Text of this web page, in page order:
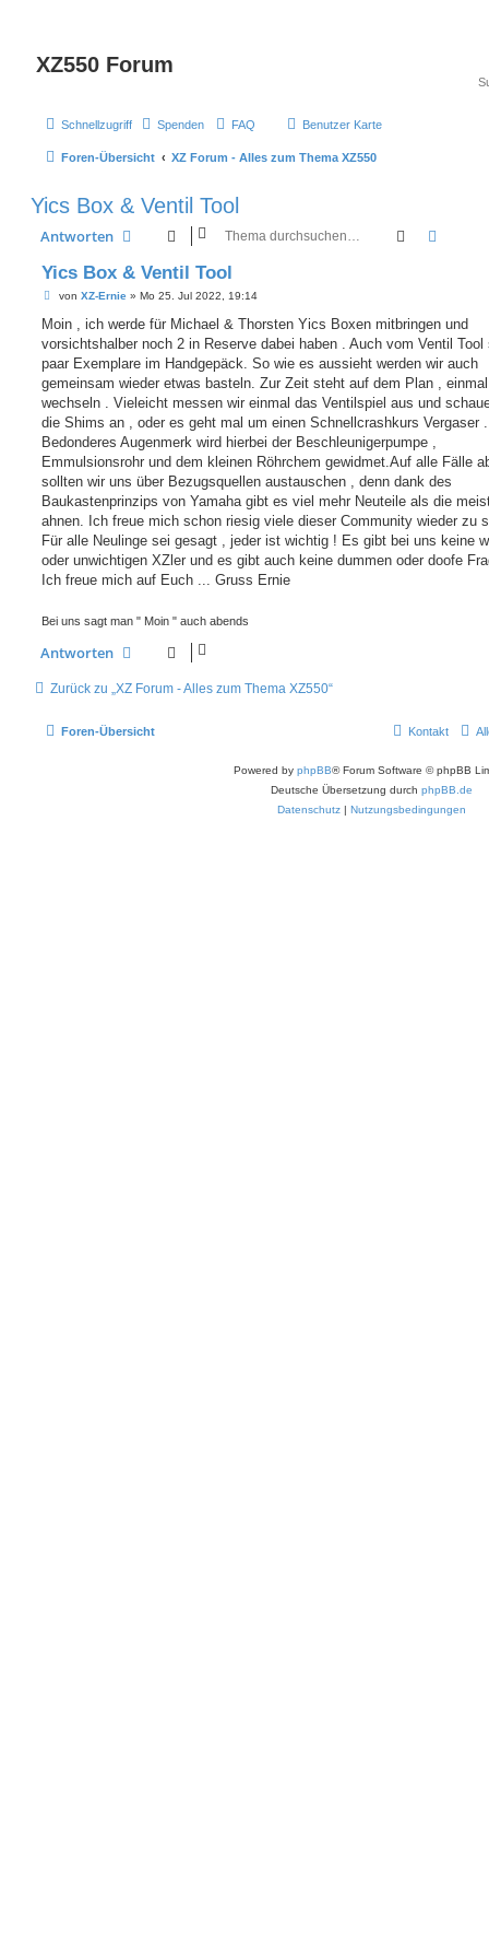
XZ550 Forum
Schnellzugriff Spenden FAQ Benutzer Karte
Foren-Übersicht XZ Forum - Alles zum Thema XZ550
Yics Box & Ventil Tool
Antworten Suche
Yics Box & Ventil Tool
B
i
r
a
von XZ-Ernie» Mo 25. Jul 2022, 19:14
Moin , ich werde für Michael & Thorsten Yics Boxen mitbringen und
vorsichtshalber noch 2 in Reserve dabei haben . Auch vom Ventil Tool
paar Exemplare im Handgepäck. So wie es aussieht werden wir auch
gemeinsam wieder etwas basteln. Zur Zeit steht auf dem Plan ,
wechseln . Vieleicht messen wir einmal das Ventilspiel aus und
die Shims an , oder es geht mal um einen Schnellcrashkurs Vergaser .
Bedonderes Augenmerk wird hierbei der Beschleunigerpumpe ,
Emmulsionsrohr und dem kleinen Röhrchem gewidmet.Auf alle Fälle
sollten wir uns über Bezugsquellen austauschen , denn dank des
Baukastenprinzips von Yamaha gibt es viel mehr Neuteile als die
ahnen. Ich freue mich schon riesig viele dieser Community wieder zu
Für alle Neulinge sei gesagt , jeder ist wichtig ! Es gibt bei uns keine
oder unwichtigen XZler und es gibt auch keine dummen oder doofe
Ich freue mich auf Euch ... Gruss Ernie
Bei uns sagt man " Moin " auch abends
Antworten
Zurück zu „XZ Forum - Alles zum Thema XZ550“
Foren-Übersicht Kontakt
Powered by phpBB® Forum Software © phpBB
Deutsche Übersetzung durch phpBB.de
Datenschutz | Nutzungsbedingungen